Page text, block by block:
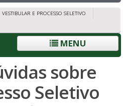
VESTIBULAR E PROCESSO SELETIVO
MENU
sobre
Seletivo